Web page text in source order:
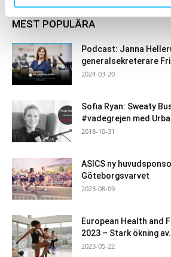
MEST POPULÄRA
Podcast: Janna
generalsekreterare
2024-03-20
Sofia Ryan: Sweaty
#vadegrejen med
2018-10-31
ASICS ny
Göteborgsvarvet
2023-08-09
European Health and
2023 – Stark ökning
2023-05-22